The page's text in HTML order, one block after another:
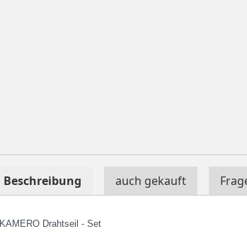
Beschreibung auch gekauft
KAMERO Drahtseil - Set